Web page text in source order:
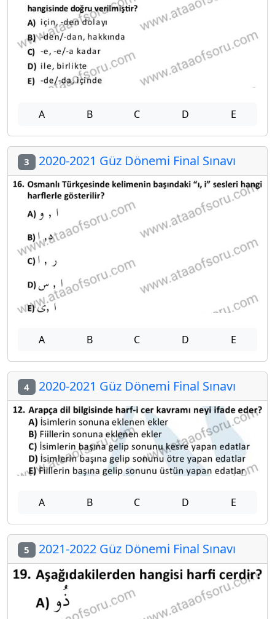
A B C D E
3 2020-2021 Güz Dönemi Final Sınavı
A B C D E
4 2020-2021 Güz Dönemi Final Sınavı
A B C D E
5 2021-2022 Güz Dönemi Final Sınavı